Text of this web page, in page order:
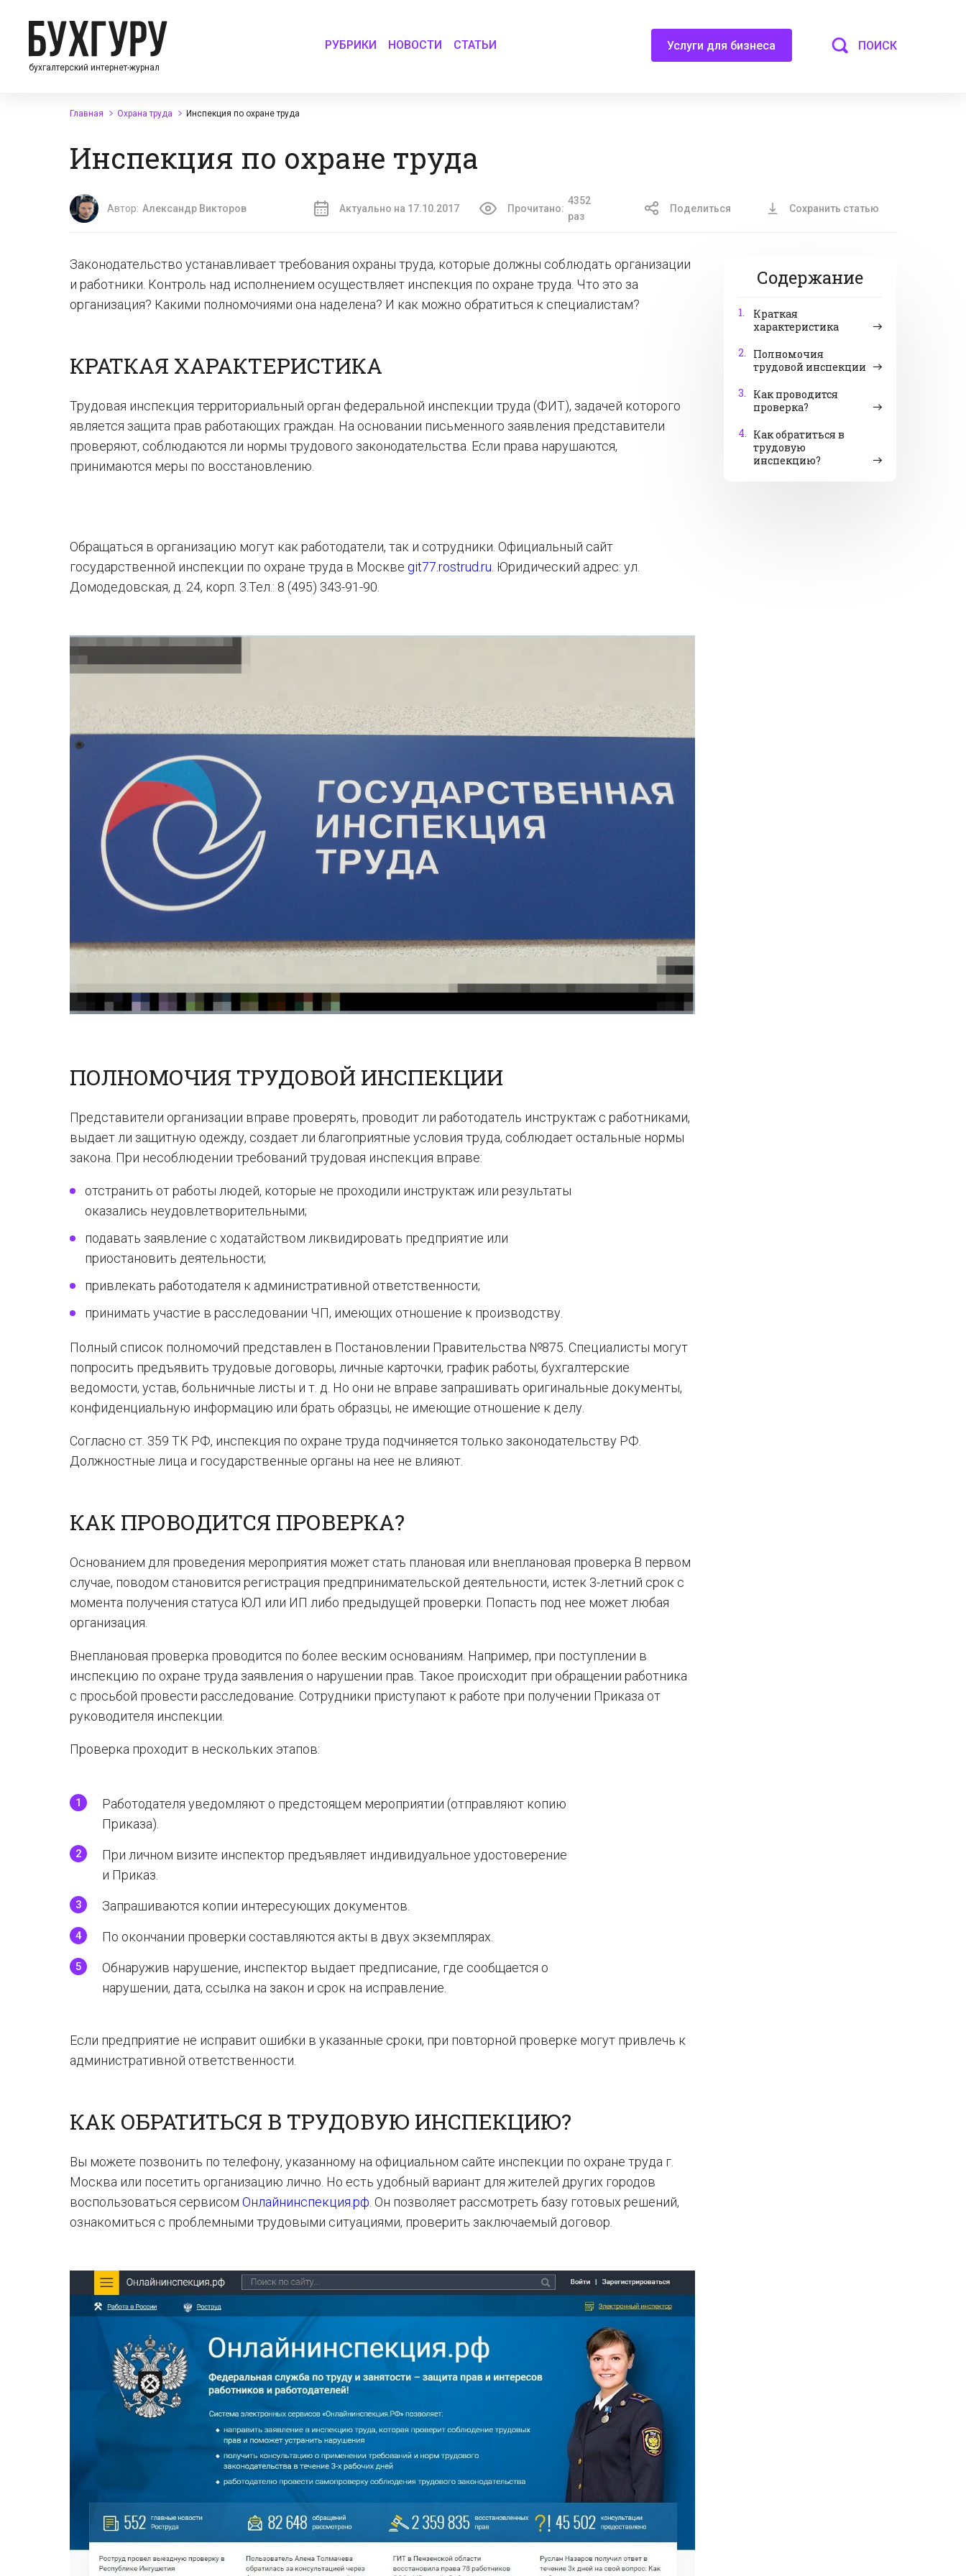
бухгалтерский интернет-журнал
РУБРИКИ НОВОСТИ СТАТЬИ Услуги для бизнеса ПОИСК
Главная Охрана труда Инспекция по охране труда
Инспекция по охране труда
Автор: Александр Викторов Актуально на 17.10.2017 Прочитано:
4352
раз
Поделиться Сохранить статью
Содержание
1.
Краткая
характеристика
2.
Полномочия
трудовой инспекции
3.
Как проводится
проверка?
4. Как обратиться в
трудовую
инспекцию?
Законодательство устанавливает требования охраны труда, которые должны соблюдать организации
и работники. Контроль над исполнением осуществляет инспекция по охране труда. Что это за
организация? Какими полномочиями она наделена? И как можно обратиться к специалистам?
КРАТКАЯ ХАРАКТЕРИСТИКА
Трудовая инспекция территориальный орган федеральной инспекции труда (ФИТ), задачей которого
является защита прав работающих граждан. На основании письменного заявления представители
проверяют, соблюдаются ли нормы трудового законодательства. Если права нарушаются,
принимаются меры по восстановлению.
Обращаться в организацию могут как работодатели, так и сотрудники. Официальный сайт
государственной инспекции по охране труда в Москве git77.rostrud.ru . Юридический адрес: ул.
Домодедовская, д. 24, корп. 3.Тел.: 8 (495) 343-91-90.
ПОЛНОМОЧИЯ ТРУДОВОЙ ИНСПЕКЦИИ
Представители организации вправе проверять, проводит ли работодатель инструктаж с работниками,
выдает ли защитную одежду, создает ли благоприятные условия труда, соблюдает остальные нормы
закона. При несоблюдении требований трудовая инспекция вправе:
отстранить от работы людей, которые не проходили инструктаж или результаты
оказались неудовлетворительными;
подавать заявление с ходатайством ликвидировать предприятие или
приостановить деятельности;
привлекать работодателя к административной ответственности;
принимать участие в расследовании ЧП, имеющих отношение к производству.
Полный список полномочий представлен в Постановлении Правительства №875. Специалисты могут
попросить предъявить трудовые договоры, личные карточки, график работы, бухгалтерские
ведомости, устав, больничные листы и т. д. Но они не вправе запрашивать оригинальные документы,
конфиденциальную информацию или брать образцы, не имеющие отношение к делу.
Согласно ст. 359 ТК РФ, инспекция по охране труда подчиняется только законодательству РФ.
Должностные лица и государственные органы на нее не влияют.
КАК ПРОВОДИТСЯ ПРОВЕРКА?
Основанием для проведения мероприятия может стать плановая или внеплановая проверка В первом
случае, поводом становится регистрация предпринимательской деятельности, истек 3-летний срок с
момента получения статуса ЮЛ или ИП либо предыдущей проверки. Попасть под нее может любая
организация.
Внеплановая проверка проводится по более веским основаниям. Например, при поступлении в
инспекцию по охране труда заявления о нарушении прав. Такое происходит при обращении работника
с просьбой провести расследование. Сотрудники приступают к работе при получении Приказа от
руководителя инспекции.
Проверка проходит в нескольких этапов:
Работодателя уведомляют о предстоящем мероприятии (отправляют копию
Приказа).
При личном визите инспектор предъявляет индивидуальное удостоверение
и Приказ.
Запрашиваются копии интересующих документов.
По окончании проверки составляются акты в двух экземплярах.
Обнаружив нарушение, инспектор выдает предписание, где сообщается о
нарушении, дата, ссылка на закон и срок на исправление.
Если предприятие не исправит ошибки в указанные сроки, при повторной проверке могут привлечь к
административной ответственности.
КАК ОБРАТИТЬСЯ В ТРУДОВУЮ ИНСПЕКЦИЮ?
Вы можете позвонить по телефону, указанному на официальном сайте инспекции по охране труда г.
Москва или посетить организацию лично. Но есть удобный вариант для жителей других городов
воспользоваться сервисом Онлайнинспекция.рф . Он позволяет рассмотреть базу готовых решений,
ознакомиться с проблемными трудовыми ситуациями, проверить заключаемый договор.